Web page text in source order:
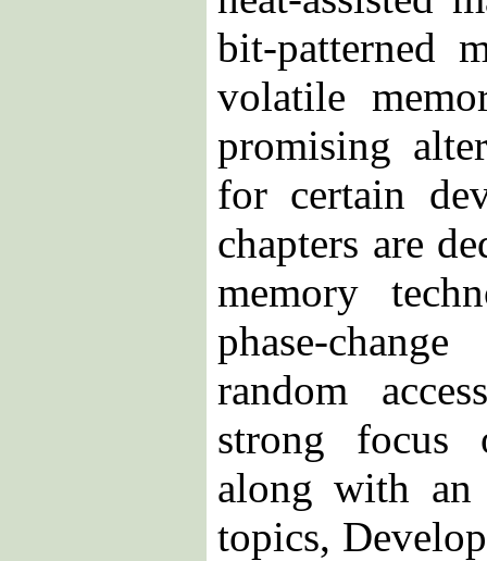
bit-patterned
volatile
promising
for certain
chapters are
memory
phase-
random
strong focus
along with an
topics,